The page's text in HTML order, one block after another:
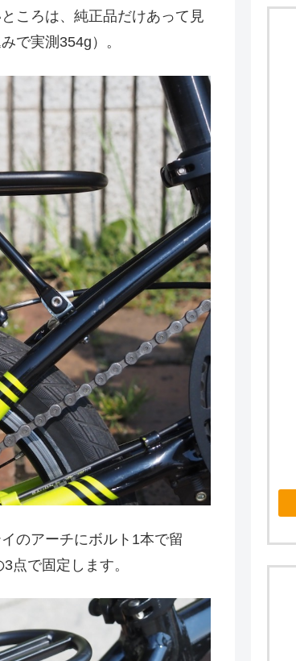
ころは、純正品だけあって見
で実測354g）。
のアーチにボルト1本で留
点で固定します。